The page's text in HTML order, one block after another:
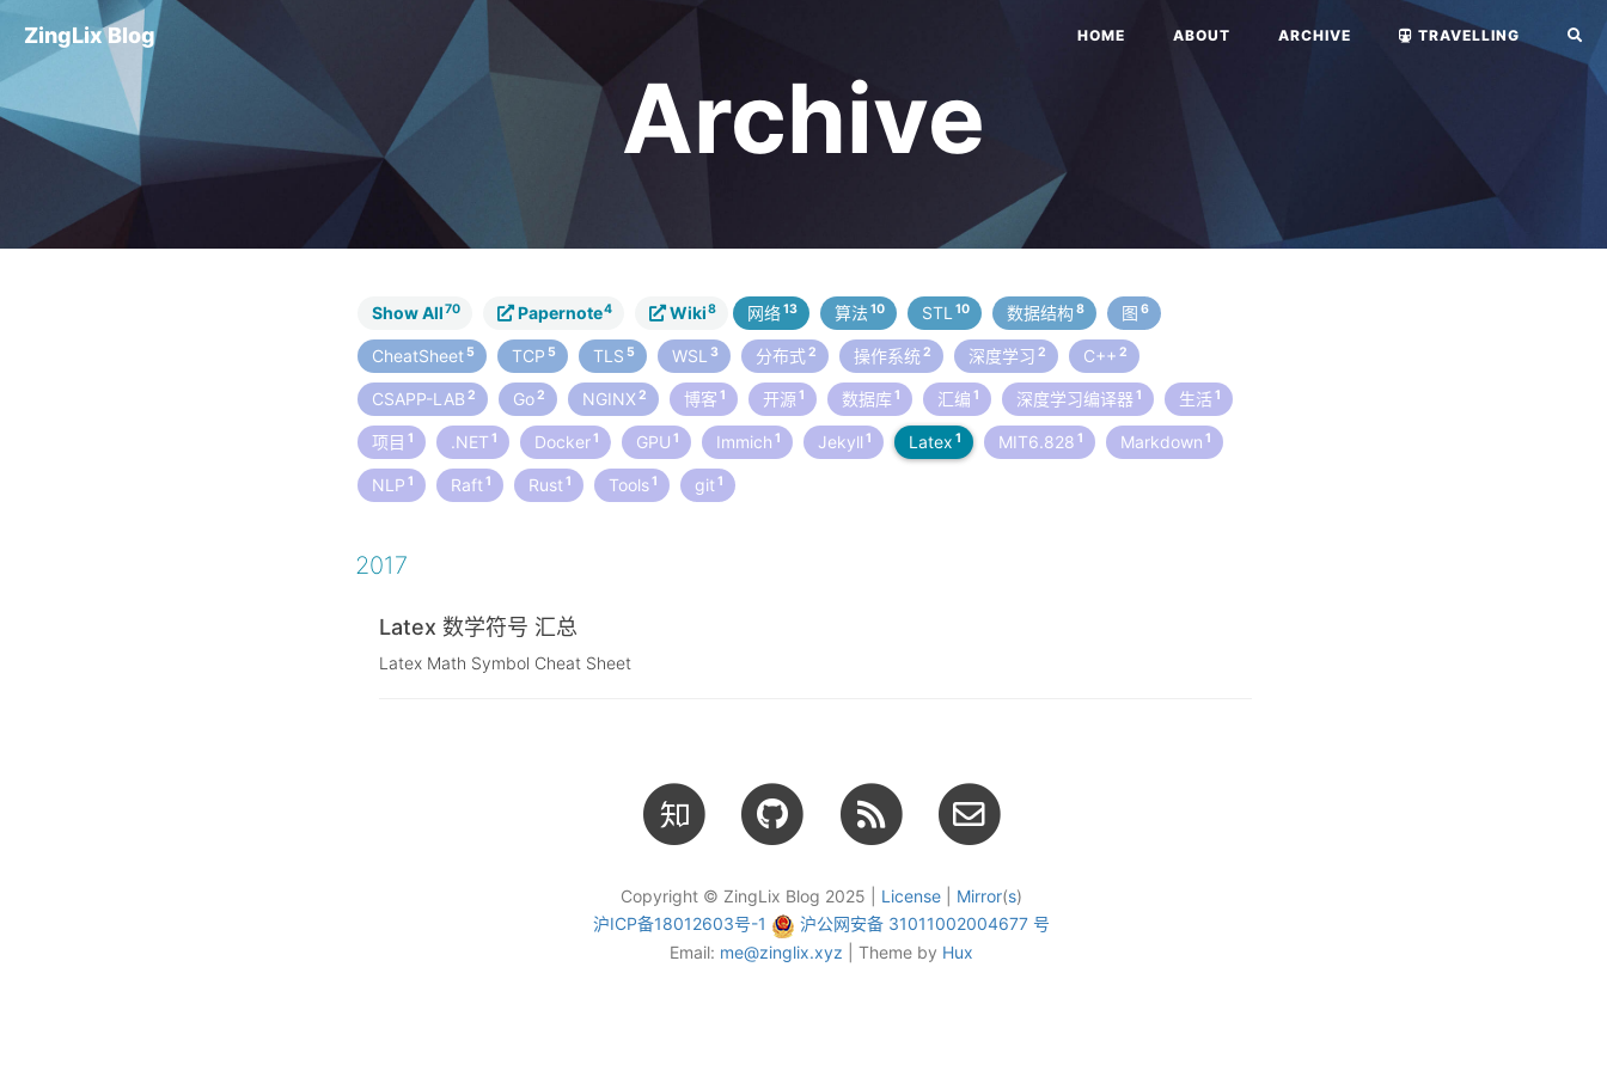
ZingLix Blog HOME ABOUT ARCHIVE TRAVELLING
Archive
Show All70 Papernote4 Wiki8 网络13 算法10 STL10 数据结构8 图6
CheatSheet5 TCP5 TLS5 WSL3 分布式2 操作系统2 深度学习2 C++2
CSAPP-LAB2 Go2 NGINX2 博客1 开源1 数据库1 汇编1 深度学习编译器1 生活1
项目1 .NET1 Docker1 GPU1 Immich1 Jekyll1 Latex1 MIT6.8281 Markdown1
NLP1 Raft1 Rust1 Tools1 git1
2017
Latex 数学符号 汇总
Latex Math Symbol Cheat Sheet
Copyright © ZingLix Blog 2025 | License Mirror(s)
沪ICP备18012603号-1
沪公网安备 31011002004677 号
Email: me@zinglix.xyz | Theme by Hux